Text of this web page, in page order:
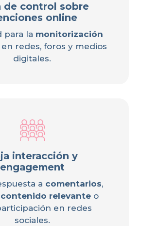
de control sobre
online
para la monitorización
en redes, foros y medios
digitales.
interacción y
engagement
a comentarios,
contenido relevanteo
en redes
sociales.